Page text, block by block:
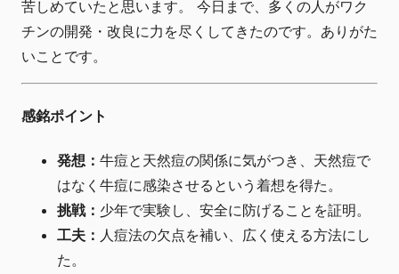
苦しめていたと思います。 今日まで、多くの人がワク
チンの開発・改良に力を尽くしてきたのです。ありがた
いことです。
感銘ポイント
発想： 牛痘と天然痘の関係に気がつき、天然痘で
はなく牛痘に感染させるという着想を得た。
挑戦： 少年で実験し、安全に防げることを証明。
工夫： 人痘法の欠点を補い、広く使える方法にし
た。